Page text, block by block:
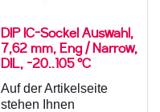
DIP IC-Sockel Auswahl,
7,62 mm, Eng / Narrow,
DIL, -20..105 °C
Auf der Artikelseite
stehen Ihnen